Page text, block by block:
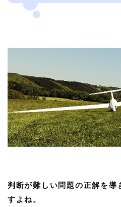
判断が難しい問題の正解を導
すよね。